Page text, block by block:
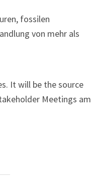
fossilen
von mehr als
It will be the source
Meetings am